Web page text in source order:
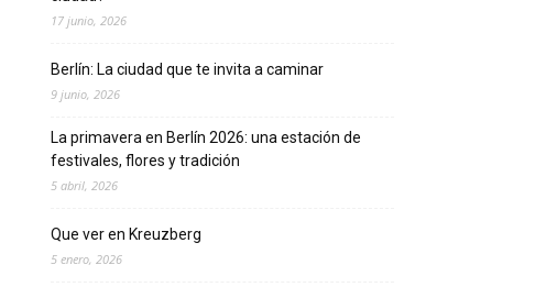
17 junio, 2026
Berlín: La ciudad que te invita a caminar
9 junio, 2026
La primavera en Berlín 2026: una estación de
festivales, flores y tradición
5 abril, 2026
Que ver en Kreuzberg
5 enero, 2026